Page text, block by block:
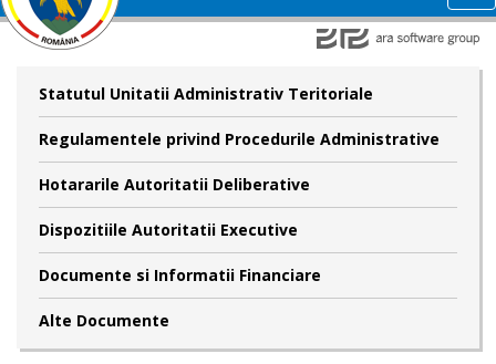
Statutul Unitatii Administrativ Teritoriale
Regulamentele privind Procedurile Administrative
Hotararile Autoritatii Deliberative
Dispozitiile Autoritatii Executive
Documente si Informatii Financiare
Alte Documente